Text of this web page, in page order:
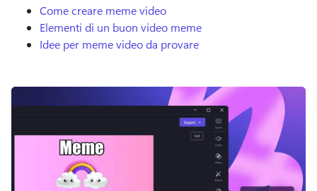
Provalo gratuitamente
Come creare meme video
Elementi di un buon video meme
Idee per meme video da provare